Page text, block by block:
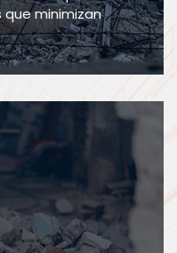
minimizan